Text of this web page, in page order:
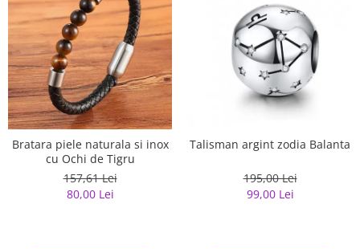
Bratara piele naturala si inox
cu Ochi de Tigru
157,61 Lei
80,00 Lei
Talisman argint zodia Balanta
195,00 Lei
99,00 Lei